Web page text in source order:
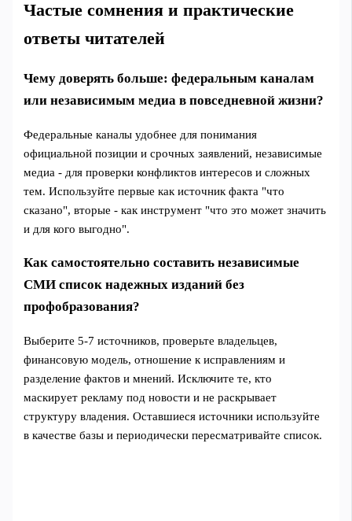
Частые сомнения и практические
ответы читателей
Чему доверять больше: федеральным каналам
или независимым медиа в повседневной жизни?
Федеральные каналы удобнее для понимания
официальной позиции и срочных заявлений, независимые
медиа - для проверки конфликтов интересов и сложных
тем. Используйте первые как источник факта "что
сказано", вторые - как инструмент "что это может значить
и для кого выгодно".
Как самостоятельно составить независимые
СМИ список надежных изданий без
профобразования?
Выберите 5-7 источников, проверьте владельцев,
финансовую модель, отношение к исправлениям и
разделение фактов и мнений. Исключите те, кто
маскирует рекламу под новости и не раскрывает
структуру владения. Оставшиеся источники используйте
в качестве базы и периодически пересматривайте список.